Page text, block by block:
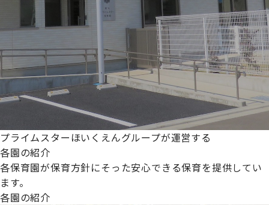
プライムスターほいくえんグループが運営する
各園の紹介
各保育園が保育方針にそった安心できる保育を提供してい
ます。
各園の紹介